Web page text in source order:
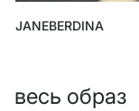
JANEBERDINA
весь образ